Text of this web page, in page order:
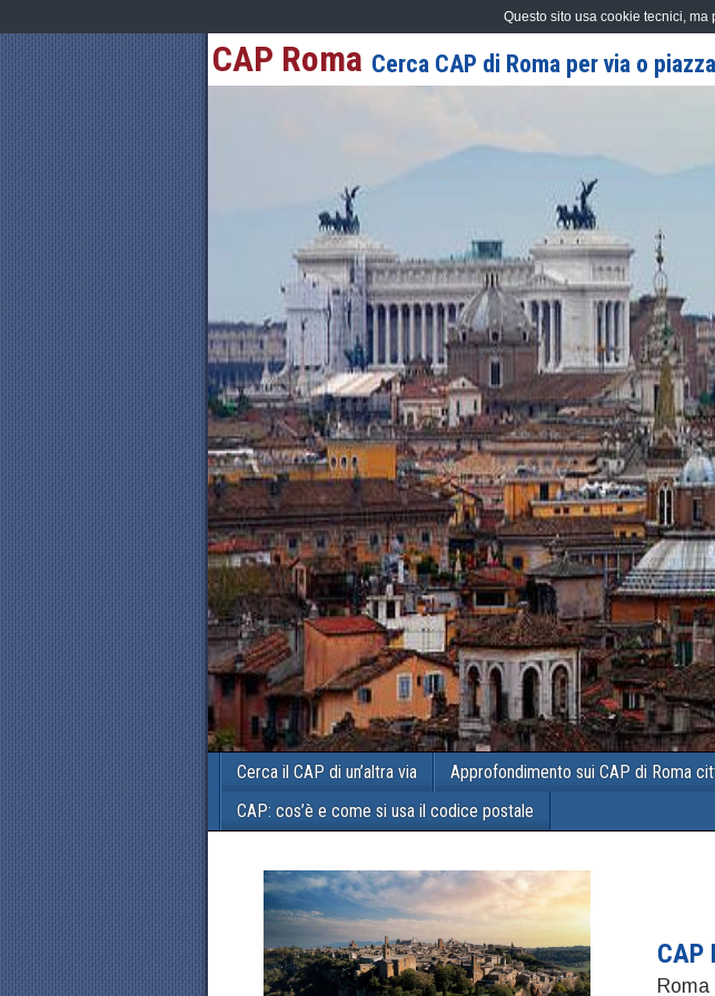
CAP Roma Cerca CAP di Roma per via o piazza
Cerca il CAP di un’altra via Approfondimento sui CAP di Roma
CAP: cos’è e come si usa il codice postale
CAP
Questo sito usa cookie tecnici,